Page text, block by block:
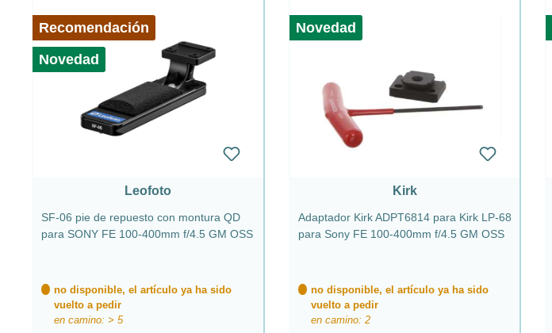
Recomendación
Novedad
Leofoto
SF-06 pie de repuesto con montura QD
para SONY FE 100-400mm f/4.5 GM OSS
no disponible, el artículo ya ha sido
vuelto a pedir
en camino: > 5
Novedad
Kirk
Adaptador Kirk ADPT6814 para Kirk LP-68
para Sony FE 100-400mm f/4.5 GM OSS
no disponible, el artículo ya ha sido
vuelto a pedir
en camino: 2